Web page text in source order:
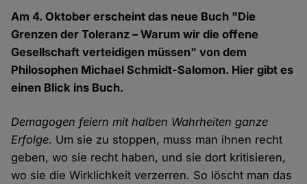
Am 4. Oktober erscheint das neue Buch "Die
Grenzen der Toleranz – Warum wir die offene
Gesellschaft verteidigen müssen" von dem
Philosophen Michael Schmidt-Salomon. Hier gibt es
einen Blick ins Buch.
Demagogen feiern mit halben Wahrheiten ganze
Erfolge. Um sie zu stoppen, muss man ihnen recht
geben, wo sie recht haben, und sie dort kritisieren,
wo sie die Wirklichkeit verzerren. So löscht man das